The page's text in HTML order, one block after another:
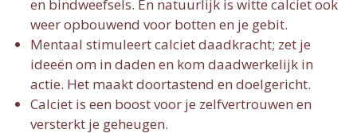
en bindweefsels. En natuurlijk is witte calciet ook
weer opbouwend voor botten en je gebit.
Mentaal stimuleert calciet daadkracht; zet je
ideeën om in daden en kom daadwerkelijk in
actie. Het maakt doortastend en doelgericht.
Calciet is een boost voor je zelfvertrouwen en
versterkt je geheugen.